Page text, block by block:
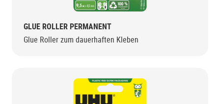
GLUE ROLLER PERMANENT
Glue Roller zum dauerhaften Kleben